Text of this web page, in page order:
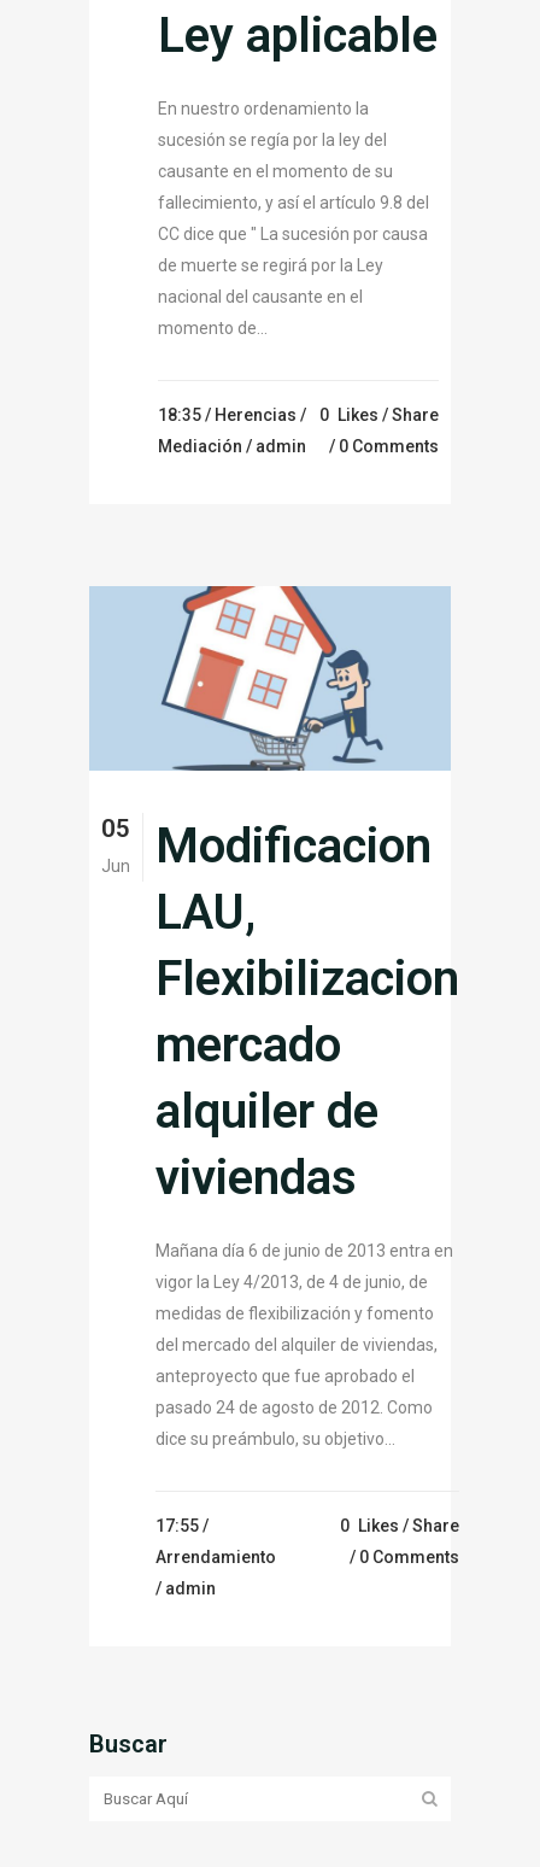
Ley aplicable
En nuestro ordenamiento la
sucesión se regía por la ley del
causante en el momento de su
fallecimiento, y así el artículo 9.8 del
CC dice que " La sucesión por causa
de muerte se regirá por la Ley
nacional del causante en el
momento de...
18:35 / Herencias /
Mediación / admin
0 Likes
Share
0 Comments
05
Jun
Modificacion
LAU,
Flexibilizacion
mercado
alquiler de
viviendas
Mañana día 6 de junio de 2013 entra en
vigor la Ley 4/2013, de 4 de junio, de
medidas de flexibilización y fomento
del mercado del alquiler de viviendas,
anteproyecto que fue aprobado el
pasado 24 de agosto de 2012. Como
dice su preámbulo, su objetivo...
17:55 /
Arrendamiento
/ admin
0 Likes
Share
0 Comments
Buscar